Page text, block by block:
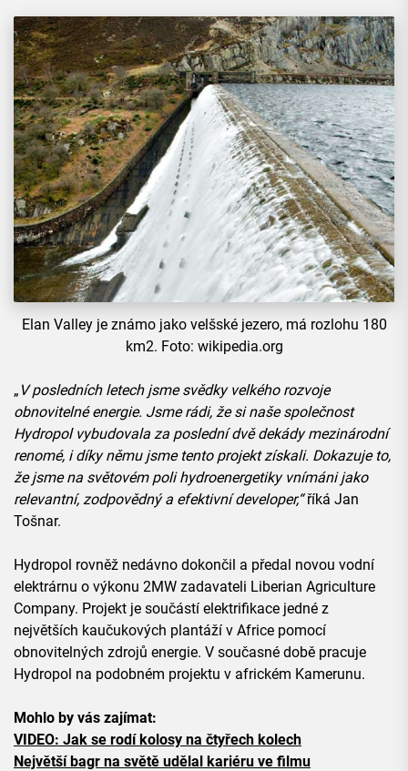
Elan Valley je známo jako velšské jezero, má rozlohu 180
km2. Foto: wikipedia.org
„ V posledních letech jsme svědky velkého rozvoje
obnovitelné energie. Jsme rádi, že si naše společnost
Hydropol vybudovala za poslední dvě dekády mezinárodní
renomé, i díky němu jsme tento projekt získali. Dokazuje to,
že jsme na světovém poli hydroenergetiky vnímáni jako
relevantní, zodpovědný a efektivní developer,“říká Jan
Tošnar.
Hydropol rovněž nedávno dokončil a předal novou vodní
elektrárnu o výkonu 2MW zadavateli Liberian Agriculture
Company. Projekt je součástí elektrifikace jedné z
největších kaučukových plantáží v Africe pomocí
obnovitelných zdrojů energie. V současné době pracuje
Hydropol na podobném projektu v africkém Kamerunu.
Mohlo by vás zajímat:
VIDEO: Jak se rodí kolosy na čtyřech kolech
Největší bagr na světě udělal kariéru ve filmu